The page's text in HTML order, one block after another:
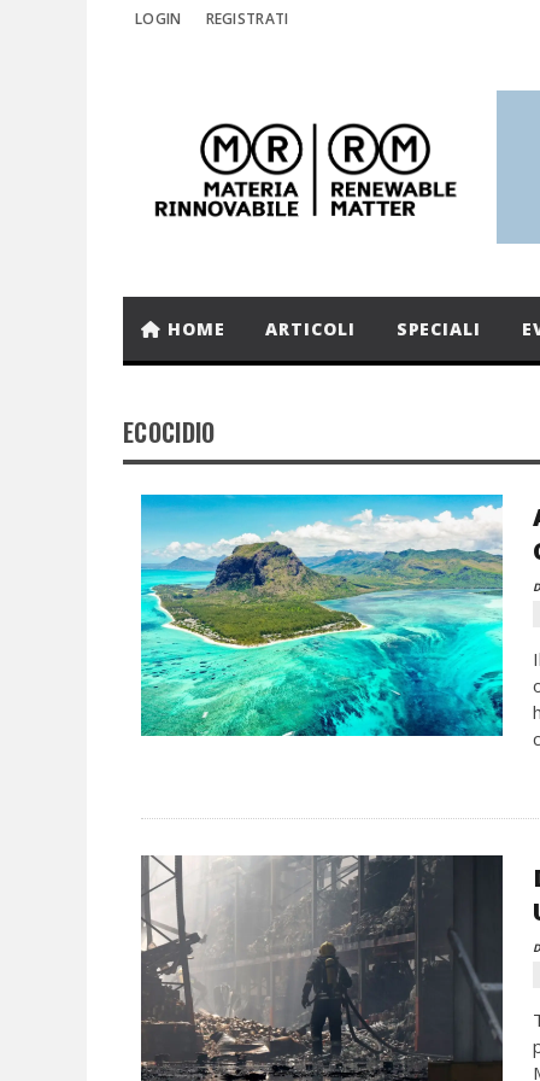
LOGIN REGISTRATI
HOME ARTICOLI SPECIALI
ECOCIDIO